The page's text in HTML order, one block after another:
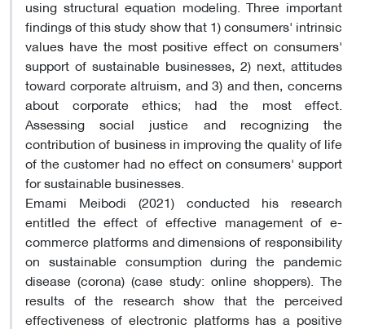
using structural equation modeling. Three important
findings of this study show that 1) consumers' intrinsic
values ​​have the most positive effect on consumers'
support of sustainable businesses, 2) next, attitudes
toward corporate altruism, and 3) and then, concerns
about corporate ethics; had the most effect.
Assessing social justice and recognizing the
contribution of business in improving the quality of life
of the customer had no effect on consumers' support
for sustainable businesses.
Emami Meibodi (2021) conducted his research
entitled the effect of effective management of e-
commerce platforms and dimensions of responsibility
on sustainable consumption during the pandemic
disease (corona) (case study: online shoppers). The
results of the research show that the perceived
effectiveness of electronic platforms has a positive